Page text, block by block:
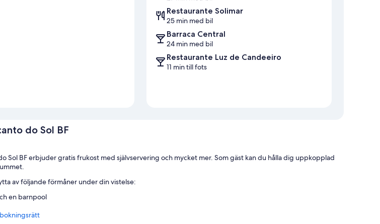
Restaurante Solimar
25 min med bil
Barraca Central
24 min med bil
Restaurante Luz de Candeeiro
11 min till fots
do Sol BF
Sol BF erbjuder gratis frukost med självservering och mycket mer. Som gäst kan du hålla dig uppkopplad
av följande förmåner under din vistelse:
en barnpool